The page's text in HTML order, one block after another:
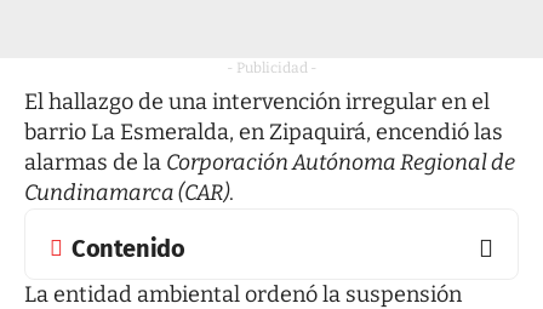
- Publicidad -
El hallazgo de una intervención irregular en el
barrio La Esmeralda, en Zipaquirá, encendió las
alarmas de la Corporación Autónoma Regional de
Cundinamarca (CAR).
Contenido
La entidad ambiental ordenó la suspensión